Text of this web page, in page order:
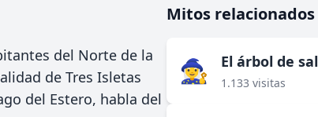
del Norte de la
de Tres Isletas
del Estero, habla del
Mitos relacionados
🧙‍♀️ El árbol de sal
1.133 visitas